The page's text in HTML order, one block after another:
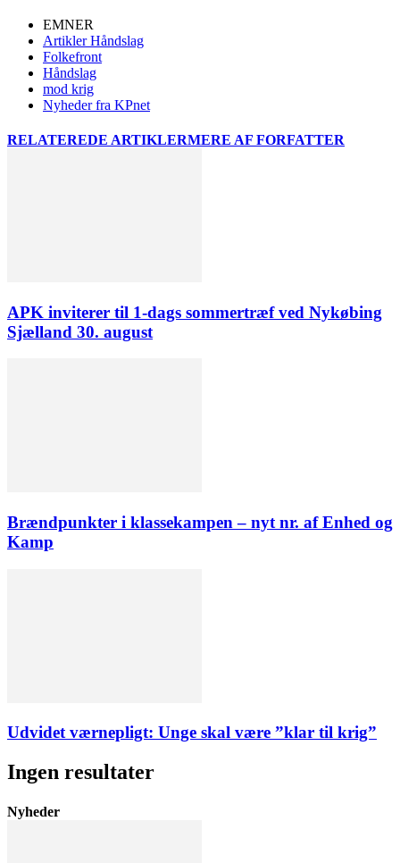
EMNER
Artikler Håndslag
Folkefront
Håndslag
mod krig
Nyheder fra KPnet
RELATEREDE ARTIKLERMERE AF FORFATTER
APK inviterer til 1-dags sommertræf ved Nykøbing
Sjælland 30. august
Brændpunkter i klassekampen – nyt nr. af Enhed og
Kamp
Udvidet værnepligt: Unge skal være ”klar til krig”
Ingen resultater
Nyheder